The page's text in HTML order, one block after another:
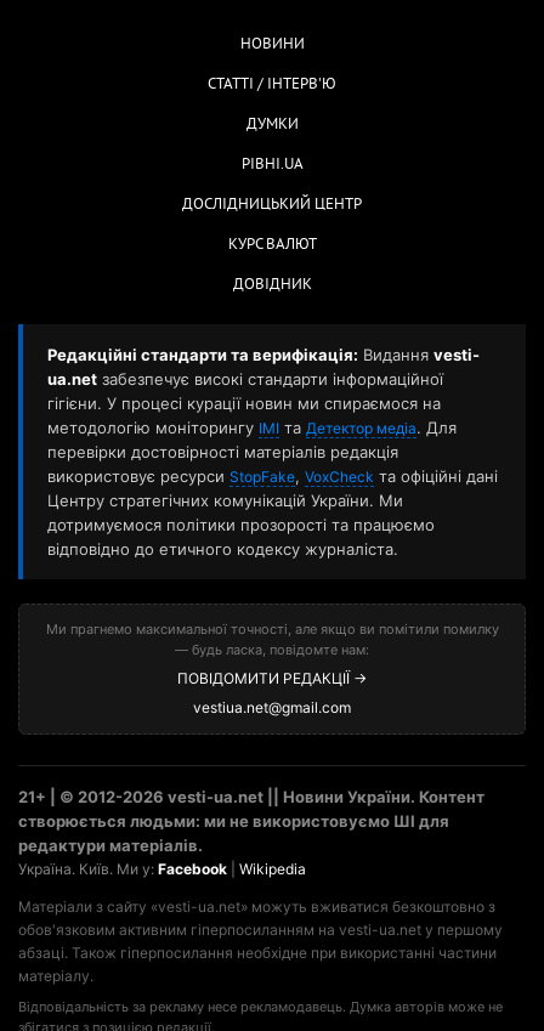
НОВИНИ
СТАТТІ / ІНТЕРВ'Ю
ДУМКИ
РІВНІ.UA
ДОСЛІДНИЦЬКИЙ ЦЕНТР
КУРС ВАЛЮТ
ДОВІДНИК
Редакційні стандарти та верифікація: Видання vesti-
ua.net забезпечує високі стандарти інформаційної
гігієни. У процесі курації новин ми спираємося на
методологію моніторингу ІМІ та Детектор медіа. Для
перевірки достовірності матеріалів редакція
використовує ресурси StopFake, VoxCheck та офіційні дані
Центру стратегічних комунікацій України. Ми
дотримуємося політики прозорості та працюємо
відповідно до етичного кодексу журналіста.
Ми прагнемо максимальної точності, але якщо ви помітили помилку
— будь ласка, повідомте нам:
ПОВІДОМИТИ РЕДАКЦІЇ →
vestiua.net@gmail.com
21+ | © 2012-2026 vesti-ua.net || Новини України. Контент
створюється людьми: ми не використовуємо ШІ для
редактури матеріалів.
Україна. Київ. Ми у: Facebook Wikipedia
Матеріали з сайту «vesti-ua.net» можуть вживатися безкоштовно з
обов'язковим активним гіперпосиланням на vesti-ua.net у першому
абзаці. Також гіперпосилання необхідне при використанні частини
матеріалу.
Відповідальність за рекламу несе рекламодавець. Думка авторів може не
збігатися з позицією редакції.